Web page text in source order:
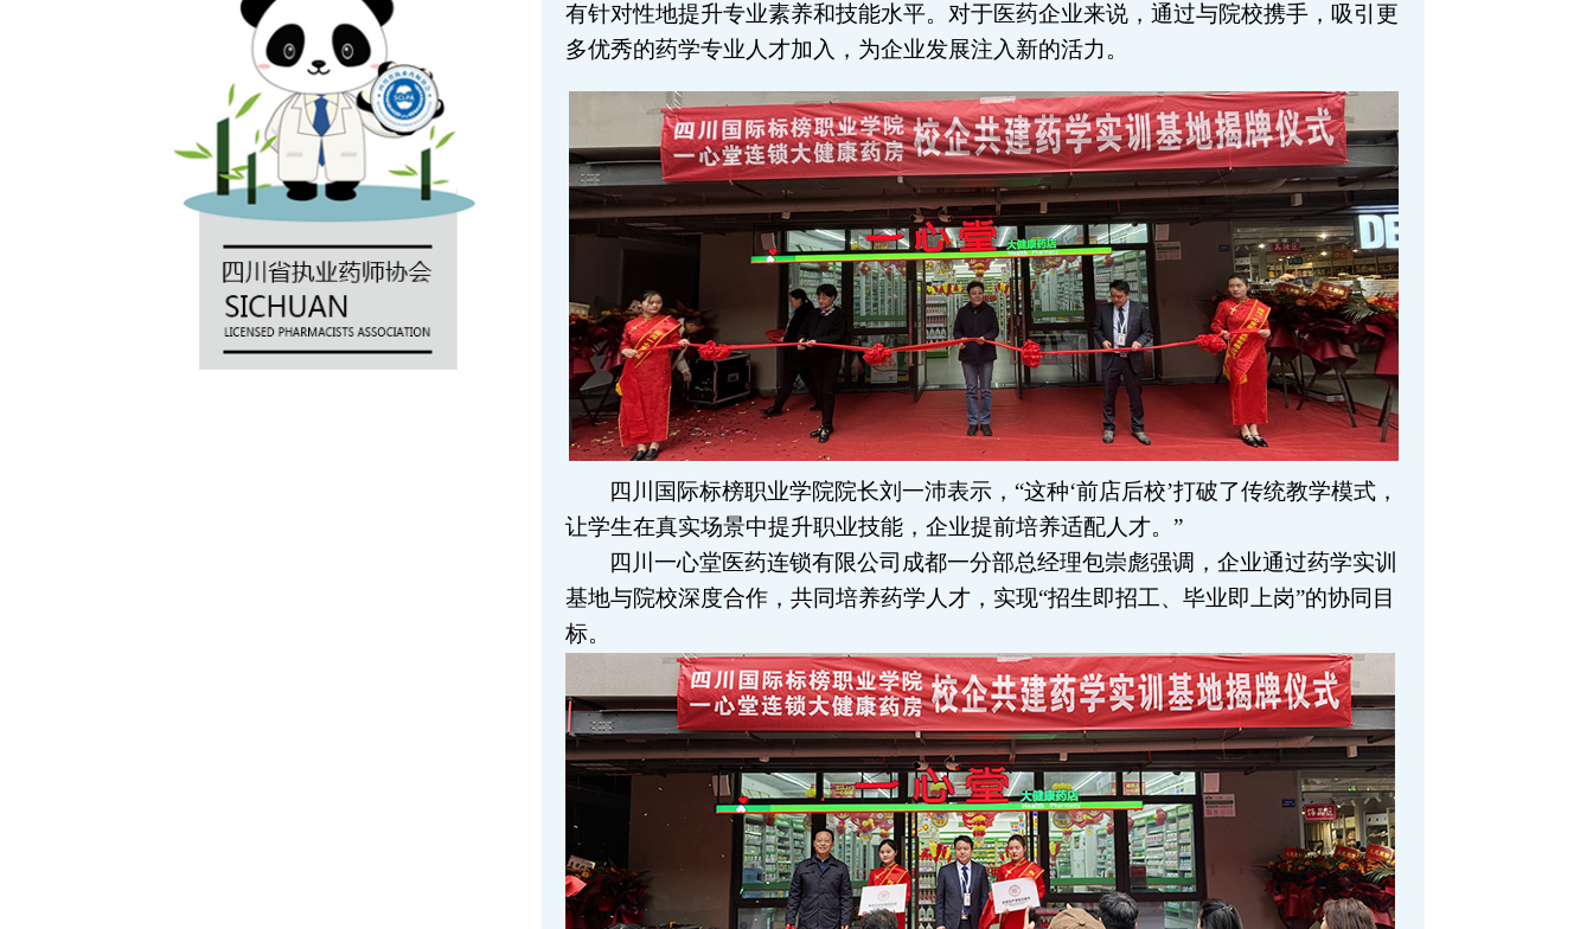
有针对性地提升专业素养和技能水平。对于医药企业来说，通过与院校携手，吸引更
多优秀的药学专业人才加入，为企业发展注入新的活力。
四川国际标榜职业学院院长刘一沛表示， “这种‘前店后校’打破了传统教学模式，
让学生在真实场景中提升职业技能，企业提前培养适配人才。”
四川一心堂医药连锁有限公司成都一分部总经理包崇彪强调，企业通过药学实训
基地与院校深度合作，共同培养药学人才，实现“招生即招工、毕业即上岗”的协同目
标。